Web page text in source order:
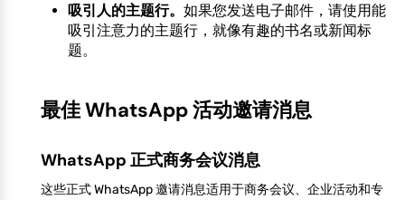
吸引人的主题行。 如果您发送电子邮件，请使用能
吸引注意力的主题行，就像有趣的书名或新闻标
题。
最佳 WhatsApp 活动邀请消息
WhatsApp 正式商务会议消息
这些正式 WhatsApp 邀请消息适用于商务会议、企业活动和专